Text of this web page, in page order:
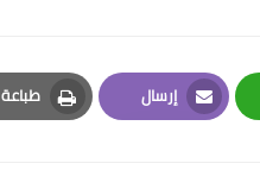
إرسال
Email
طباعة
Print